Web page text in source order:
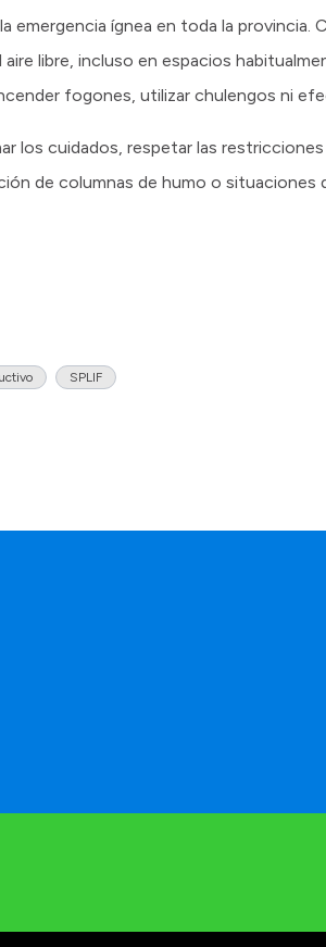
emergencia ígnea en toda la provincia.
libre, incluso en espacios
fogones, utilizar chulengos ni
los cuidados, respetar las
de columnas de humo o situaciones
SPLIF